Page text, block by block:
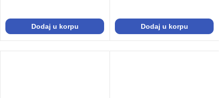
Dodaj u korpu Dodaj u korpu